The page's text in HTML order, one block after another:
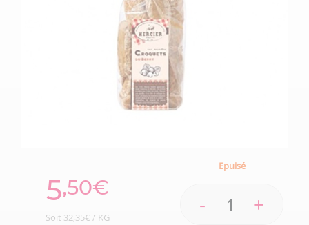
5,50€
Soit 32,35€ / KG
Epuisé
- +